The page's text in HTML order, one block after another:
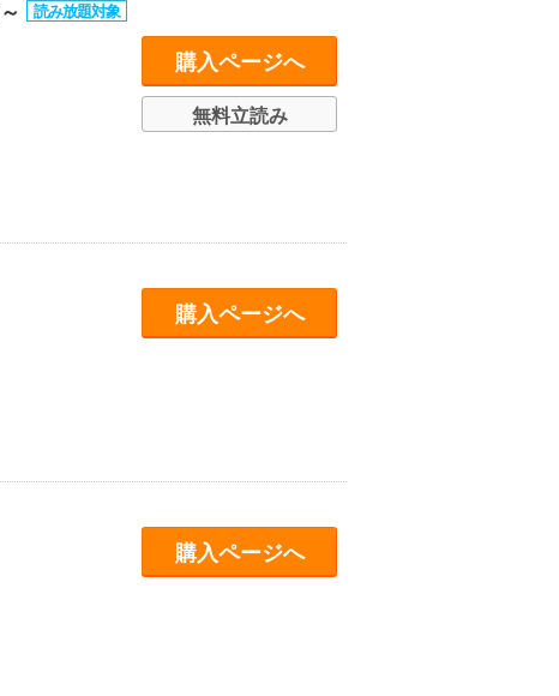
購入ページへ
無料立読み
購入ページへ
購入ページへ